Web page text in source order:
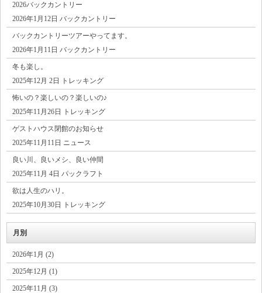
2026バックカントリー
2026年1月12日 バックカントリー
バックカントリーツアーやってます。
2026年1月11日 バックカントリー
冬も楽し。
2025年12月 2日 トレッキング
怖いの？楽しいの？楽しいの♪
2025年11月26日 トレッキング
ゲストハウス閉館のお知らせ
2025年11月11日 ニュース
良い川、良いメシ、良い仲間
2025年11月 4日 パックラフト
欲は人生のハリ。
2025年10月30日 トレッキング
月別
2026年1月 (2)
2025年12月 (1)
2025年11月 (3)